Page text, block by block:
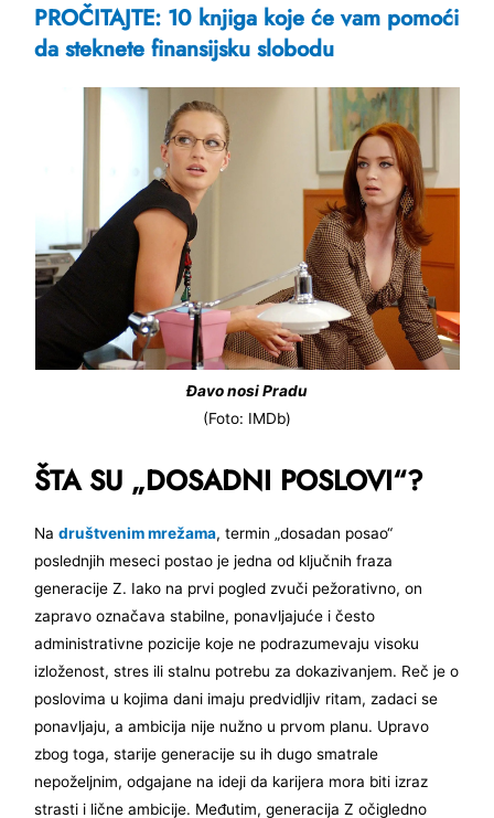
PROČITAJTE: 10 knjiga koje će vam pomoći
da steknete finansijsku slobodu
Đavo nosi Pradu
(Foto: IMDb)
ŠTA SU „DOSADNI POSLOVI“?
Nadruštvenim mrežama, termin „dosadan posao“
poslednjih meseci postao je jedna od ključnih fraza
generacije Z. Iako na prvi pogled zvuči pežorativno, on
zapravo označava stabilne, ponavljajuće i često
administrativne pozicije koje ne podrazumevaju visoku
izloženost, stres ili stalnu potrebu za dokazivanjem. Reč je o
poslovima u kojima dani imaju predvidljiv ritam, zadaci se
ponavljaju, a ambicija nije nužno u prvom planu. Upravo
zbog toga, starije generacije su ih dugo smatrale
nepoželjnim, odgajane na ideji da karijera mora biti izraz
strasti i lične ambicije. Međutim, generacija Z očigledno